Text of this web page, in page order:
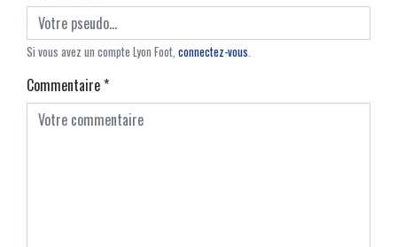
Si vous avez un compte Lyon Foot, connectez-vous.
Commentaire*